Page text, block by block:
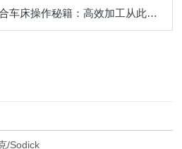
揭秘台中精机多轴复合车床操作秘籍：高效加工从此开始！
/Sodick